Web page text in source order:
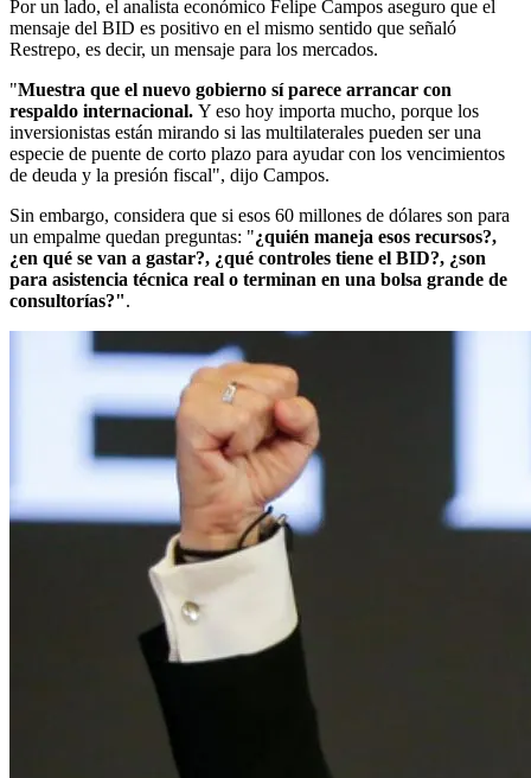
Por un lado, el analista económico Felipe Campos aseguro que el
mensaje del BID es positivo en el mismo sentido que señaló
Restrepo, es decir, un mensaje para los mercados.
"Muestra que el nuevo gobierno sí parece arrancar con
respaldo internacional. Y eso hoy importa mucho, porque los
inversionistas están mirando si las multilaterales pueden ser una
especie de puente de corto plazo para ayudar con los vencimientos
de deuda y la presión fiscal", dijo Campos.
Sin embargo, considera que si esos 60 millones de dólares son para
un empalme quedan preguntas: "¿quién maneja esos recursos?,
¿en qué se van a gastar?, ¿qué controles tiene el BID?, ¿son
para asistencia técnica real o terminan en una bolsa grande de
consultorías?".